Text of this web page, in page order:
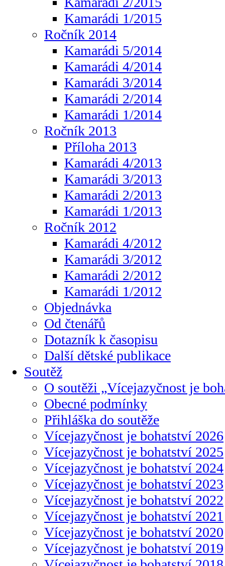
Kamarádi 1/2015
Ročník 2014
Kamarádi 5/2014
Kamarádi 4/2014
Kamarádi 3/2014
Kamarádi 2/2014
Kamarádi 1/2014
Ročník 2013
Příloha 2013
Kamarádi 4/2013
Kamarádi 3/2013
Kamarádi 2/2013
Kamarádi 1/2013
Ročník 2012
Kamarádi 4/2012
Kamarádi 3/2012
Kamarádi 2/2012
Kamarádi 1/2012
Objednávka
Od čtenářů
Dotazník k časopisu
Další dětské publikace
Soutěž
O soutěži „Vícejazyčnost je
Obecné podmínky
Přihláška do soutěže
Vícejazyčnost je bohatství 2026
Vícejazyčnost je bohatství 2025
Vícejazyčnost je bohatství 2024
Vícejazyčnost je bohatství 2023
Vícejazyčnost je bohatství 2022
Vícejazyčnost je bohatství 2021
Vícejazyčnost je bohatství 2020
Vícejazyčnost je bohatství 2019